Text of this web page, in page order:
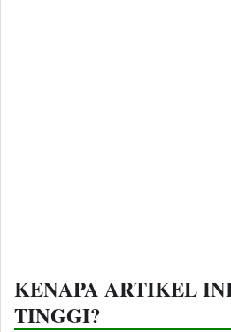
KENAPA ARTIKEL
TINGGI?